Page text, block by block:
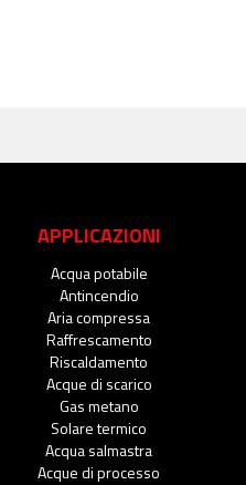
APPLICAZIONI
Acqua potabile
Antincendio
Aria compressa
Raffrescamento
Riscaldamento
Acque di scarico
Gas metano
Solare termico
Acqua salmastra
Acque di processo